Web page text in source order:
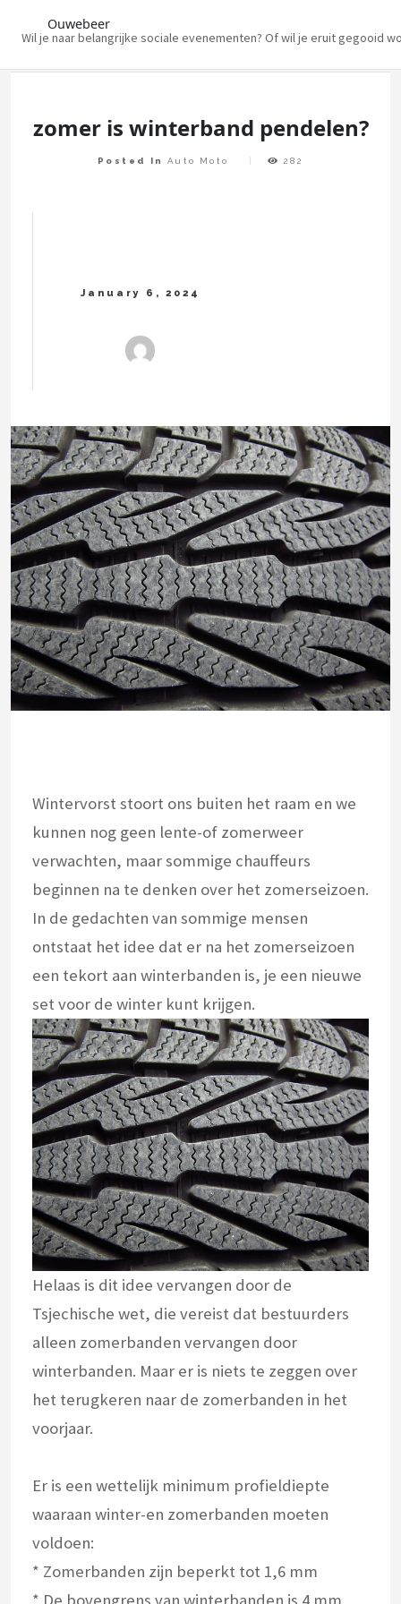
Ouwebeer
Wil je naar belangrijke sociale evenementen? Of wil je eruit gegooid
zomer is winterband pendelen?
Posted In Auto Moto 282
Wintervorst stoort ons buiten het raam en we
kunnen nog geen lente-of zomerweer
verwachten, maar sommige chauffeurs
beginnen na te denken over het zomerseizoen.
In de gedachten van sommige mensen
ontstaat het idee dat er na het zomerseizoen
een tekort aan winterbanden is, je een nieuwe
set voor de winter kunt krijgen.
Helaas is dit idee vervangen door de
Tsjechische wet, die vereist dat bestuurders
alleen zomerbanden vervangen door
winterbanden. Maar er is niets te zeggen over
het terugkeren naar de zomerbanden in het
voorjaar.
Er is een wettelijk minimum profieldiepte
waaraan winter-en zomerbanden moeten
voldoen:
* Zomerbanden zijn beperkt tot 1,6 mm